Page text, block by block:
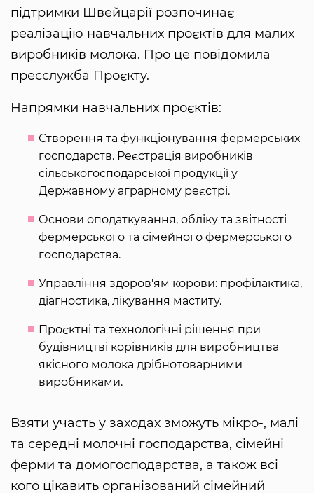
підтримки Швейцарії розпочинає
реалізацію навчальних проєктів для малих
виробників молока. Про це повідомила
пресслужба Проєкту.
Напрямки навчальних проєктів:
Створення та функціонування фермерських
господарств. Реєстрація виробників
сільськогосподарської продукції у
Державному аграрному реєстрі.
Основи оподаткування, обліку та звітності
фермерського та сімейного фермерського
господарства.
Управління здоров'ям корови: профілактика,
діагностика, лікування маститу.
Проєктні та технологічні рішення при
будівництві корівників для виробництва
якісного молока дрібнотоварними
виробниками.
Взяти участь у заходах зможуть мікро-, малі
та середні молочні господарства, сімейні
ферми та домогосподарства, а також всі
кого цікавить організований сімейний